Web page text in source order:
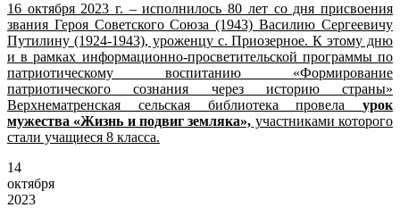
16 октября 2023 г. – исполнилось 80 лет со дня присвоения
звания Героя Советского Союза (1943) Василию Сергеевичу
Путилину (1924-1943), уроженцу с. Приозерное. К этому дню
и в рамках информационно-просветительской программы по
патриотическому воспитанию «Формирование
патриотического сознания через историю страны»
Верхнематренская сельская библиотека провела урок
мужества «Жизнь и подвиг земляка», участниками которого
стали учащиеся 8 класса.
14
октября
2023